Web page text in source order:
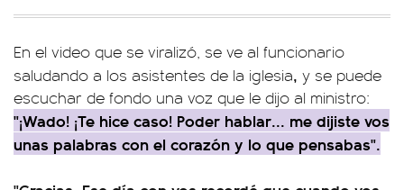
En el video que se viralizó, se ve al funcionario
saludando a los asistentes de la iglesia, y se puede
escuchar de fondo una voz que le dijo al ministro:
"¡Wado! ¡Te hice caso! Poder hablar... me dijiste vos
unas palabras con el corazón y lo que pensabas".